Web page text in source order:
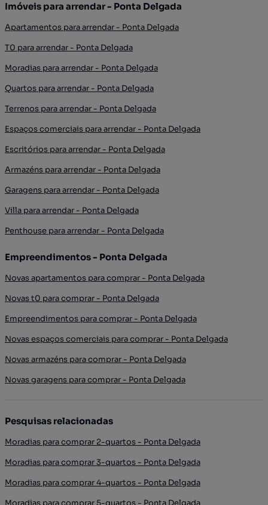
Imóveis para arrendar - Ponta Delgada
Apartamentos para arrendar - Ponta Delgada
T0 para arrendar - Ponta Delgada
Moradias para arrendar - Ponta Delgada
Quartos para arrendar - Ponta Delgada
Terrenos para arrendar - Ponta Delgada
Espaços comerciais para arrendar - Ponta Delgada
Escritórios para arrendar - Ponta Delgada
Armazéns para arrendar - Ponta Delgada
Garagens para arrendar - Ponta Delgada
Villa para arrendar - Ponta Delgada
Penthouse para arrendar - Ponta Delgada
Empreendimentos - Ponta Delgada
Novas apartamentos para comprar - Ponta Delgada
Novas t0 para comprar - Ponta Delgada
Empreendimentos para comprar - Ponta Delgada
Novas espaços comerciais para comprar - Ponta Delgada
Novas armazéns para comprar - Ponta Delgada
Novas garagens para comprar - Ponta Delgada
Pesquisas relacionadas
Moradias para comprar 2-quartos - Ponta Delgada
Moradias para comprar 3-quartos - Ponta Delgada
Moradias para comprar 4-quartos - Ponta Delgada
Moradias para comprar 5-quartos - Ponta Delgada